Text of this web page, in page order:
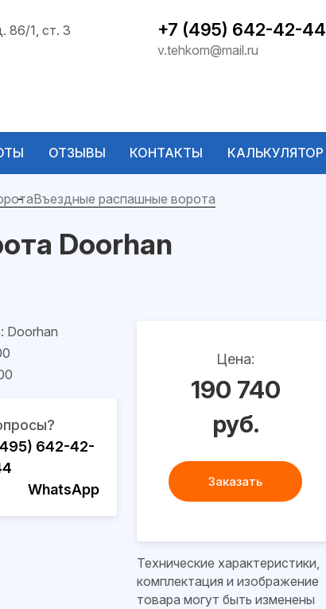
86/1, ст. 3
+7 (495) 642-42-44
v.tehkom@mail.ru
ОТЗЫВЫ КОНТАКТЫ КАЛЬКУЛЯТОР
Въездные распашные ворота
Doorhan
Doorhan
642-42-
WhatsApp
Цена:
190 740
руб.
Заказать
Технические характеристики,
комплектация и изображение
товара могут быть изменены